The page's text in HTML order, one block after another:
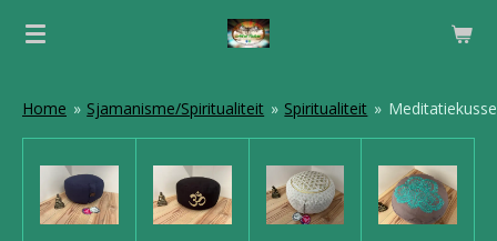
Ga
de
hoofdinhoud
Home » Sjamanisme/Spiritualiteit » Spiritualiteit »